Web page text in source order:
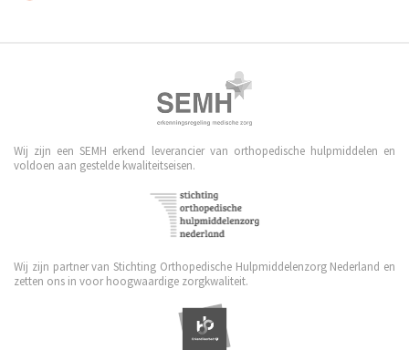
Wij zijn een SEMH erkend leverancier van orthopedische hulpmiddelen en
voldoen aan gestelde kwaliteitseisen.
Wij zijn partner van Stichting Orthopedische Hulpmiddelenzorg Nederland en
zetten ons in voor hoogwaardige zorgkwaliteit.